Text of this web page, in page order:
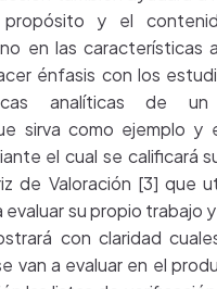
y el
en las características
énfasis con los
analíticas de un
sirva como ejemplo y
el cual se calificará
de Valoración [3] que
su propio trabajo
con claridad
van a evaluar en el